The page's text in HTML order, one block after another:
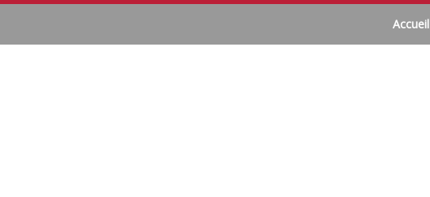
Accueil